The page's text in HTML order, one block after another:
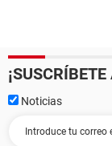
Noticias